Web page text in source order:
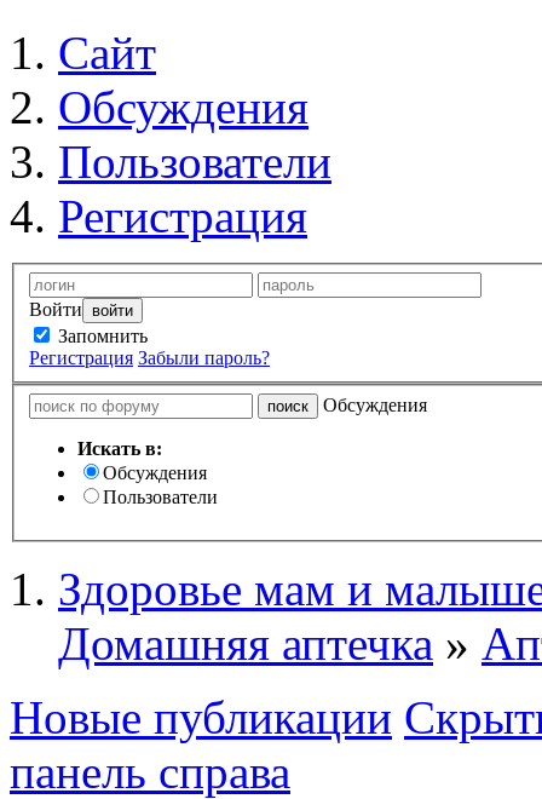
Сайт
Обсуждения
Пользователи
Регистрация
Войти
Запомнить
Регистрация Забыли пароль?
Обсуждения
Искать в:
Обсуждения
Пользователи
Здоровье мам и
Домашняя аптечка »
Новые публикации
панель справа